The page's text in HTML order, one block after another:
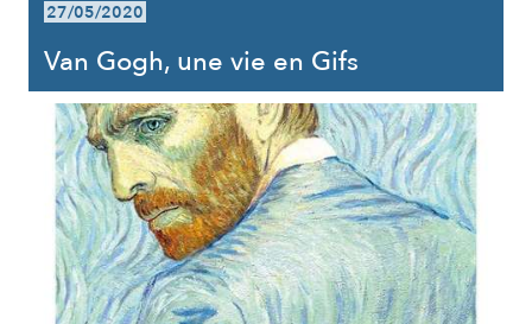
27/05/2020
Van Gogh, une vie en Gifs